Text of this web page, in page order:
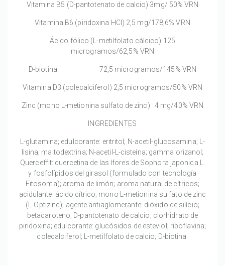
Vitamina B5 (D-pantotenato de calcio) 3mg/ 50% VRN
Vitamina B6 (piridoxina HCl) 2,5 mg/178,6% VRN
Ácido fólico (L-metilfolato cálcico) 125
microgramos/62,5% VRN
D-biotina 72,5 microgramos/145% VRN
Vitamina D3 (colecalciferol) 2,5 microgramos/50% VRN
Zinc (mono L-metionina sulfato de zinc) 4 mg/40% VRN
INGREDIENTES
L-glutamina; edulcorante: eritritol; N-acetil-glucosamina; L-
lisina; maltodextrina; N-acetil-L-cisteína; gamma orizanol;
Querceffit: quercetina de las lfores de Sophora japonica L.
y fosfolípidos del girasol (formulado con tecnología
Fitosoma); aroma de limón; aroma natural de cítricos;
acidulante: ácido cítrico; mono L-metionina sulfato de zinc
(L-Optizinc); agente antiaglomerante: dióxido de silício;
betacaroteno; D-pantotenato de calcio; clorhidrato de
piridoxina; edulcorante: glucósidos de esteviol; riboflavina;
colecalciferol; L-metilfolato de calcio; D-biotina.